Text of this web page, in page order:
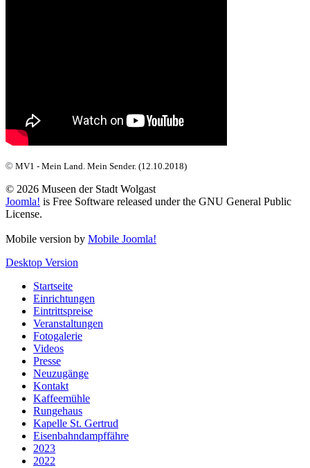
© MV1 - Mein Land. Mein Sender. (12.10.2018)
© 2026 Museen der Stadt Wolgast
Joomla! is Free Software released under the GNU General Public
License.
Mobile version by Mobile Joomla!
Desktop Version
Startseite
Einrichtungen
Eintrittspreise
Veranstaltungen
Fotogalerie
Videos
Presse
Neuzugänge
Kontakt
Kaffeemühle
Rungehaus
Kapelle St. Gertrud
Eisenbahndampffähre
2023
2022